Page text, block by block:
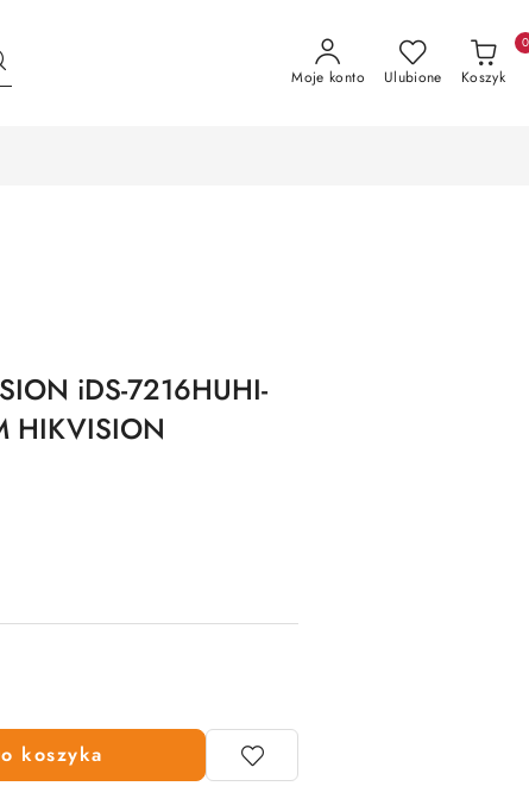
Moje konto Ulubione Koszyk
0
iDS-7216HUHI-
HIKVISION
koszyka